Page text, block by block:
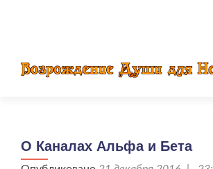
О Каналах Альфа и Бета